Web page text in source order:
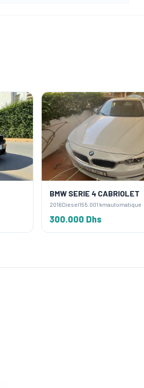
BMW SERIE 4 CABRIOLET
155.001 kmautomatique